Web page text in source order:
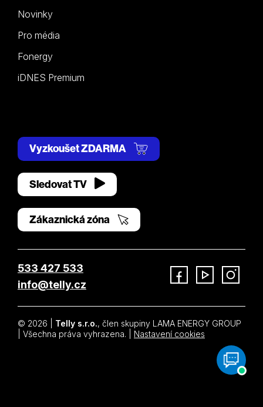
Novinky
Pro média
Fonergy
iDNES Premium
Vyzkoušet ZDARMA
Sledovat TV
Zákaznická zóna
533 427 533
info@telly.cz
© 2026 | Telly s.r.o., člen skupiny LAMA ENERGY GROUP
| Všechna práva vyhrazena. |
Nastavení cookies